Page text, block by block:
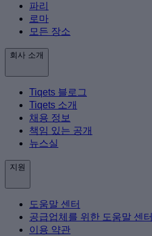
파리
로마
모든 장소
회사 소개
Tiqets 블로그
Tiqets 소개
채용 정보
책임 있는 공개
뉴스실
지원
도움말 센터
공급업체를 위한 도움말 센터
이용 약관